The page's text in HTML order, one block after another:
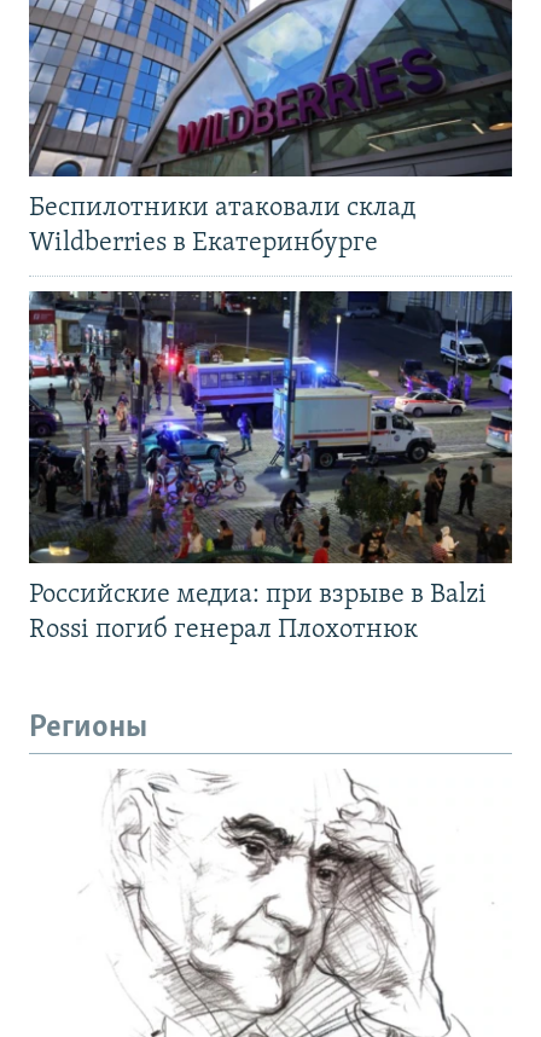
Беспилотники атаковали склад
Wildberries в Екатеринбурге
Российские медиа: при взрыве в Balzi
Rossi погиб генерал Плохотнюк
Регионы